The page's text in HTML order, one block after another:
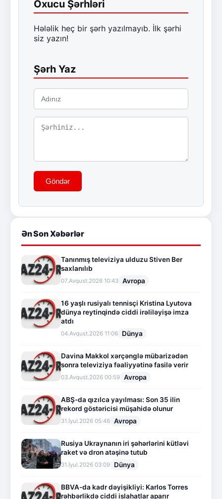
Oxucu Şərhləri
Hələlik heç bir şərh yazılmayıb. İlk şərhi
siz yazın!
Şərh Yaz
Göndər
Ən Son Xəbərlər
Tanınmış televiziya ulduzu Stiven Ber
saxlanılıb
07.Avqust.2026 10:43 Avropa
16 yaşlı rusiyalı tennisçi Kristina Lyutova
dünya reytinqində ciddi irəliləyişə imza
atdı
04.Avqust.2026 11:06 Dünya
Davina Makkol xərçənglə mübarizədən
sonra televiziya fəaliyyətinə fasilə verir
03.Avqust.2026 00:59 Avropa
ABŞ-da qızılca yayılması: Son 35 ilin
rekord göstəricisi müşahidə olunur
31.İyul.2026 05:46 Avropa
Rusiya Ukraynanın iri şəhərlərini kütləvi
raket və dron atəşinə tutub
31.İyul.2026 03:09 Dünya
BBVA-da kadr dəyişikliyi: Karlos Torres
rəhbərlikdə ciddi islahatlar aparır